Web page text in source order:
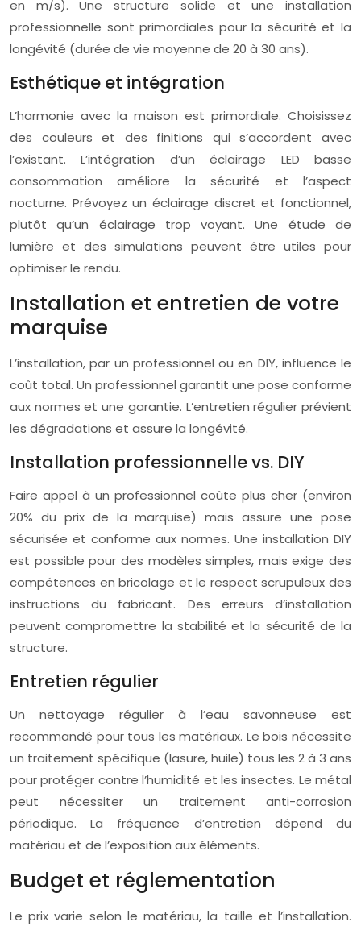
en m/s). Une structure solide et une installation
professionnelle sont primordiales pour la sécurité et la
longévité (durée de vie moyenne de 20 à 30 ans).
Esthétique et intégration
L’harmonie avec la maison est primordiale. Choisissez
des couleurs et des finitions qui s’accordent avec
l’existant. L’intégration d’un éclairage LED basse
consommation améliore la sécurité et l’aspect
nocturne. Prévoyez un éclairage discret et fonctionnel,
plutôt qu’un éclairage trop voyant. Une étude de
lumière et des simulations peuvent être utiles pour
optimiser le rendu.
Installation et entretien de votre
marquise
L’installation, par un professionnel ou en DIY, influence le
coût total. Un professionnel garantit une pose conforme
aux normes et une garantie. L’entretien régulier prévient
les dégradations et assure la longévité.
Installation professionnelle vs. DIY
Faire appel à un professionnel coûte plus cher (environ
20% du prix de la marquise) mais assure une pose
sécurisée et conforme aux normes. Une installation DIY
est possible pour des modèles simples, mais exige des
compétences en bricolage et le respect scrupuleux des
instructions du fabricant. Des erreurs d’installation
peuvent compromettre la stabilité et la sécurité de la
structure.
Entretien régulier
Un nettoyage régulier à l’eau savonneuse est
recommandé pour tous les matériaux. Le bois nécessite
un traitement spécifique (lasure, huile) tous les 2 à 3 ans
pour protéger contre l’humidité et les insectes. Le métal
peut nécessiter un traitement anti-corrosion
périodique. La fréquence d’entretien dépend du
matériau et de l’exposition aux éléments.
Budget et réglementation
Le prix varie selon le matériau, la taille et l’installation.